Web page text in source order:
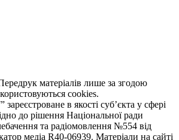
матеріалів лише за згодою
cookies.
в якості суб’єкта у сфері
до рішення Національної ради
та радіомовлення №554 від
медіа R40-06939. Матеріали на сайті